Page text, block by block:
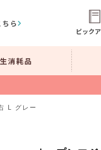
ちら
ピック
消耗品
L グレー